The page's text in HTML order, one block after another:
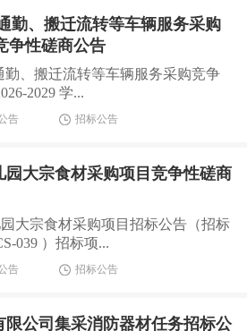
勤、搬迁流转等车辆服务采购
争性磋商公告
勤、搬迁流转等车辆服务采购竞争
2029 学...
告 招标公告
大宗食材采购项目竞争性磋商
大宗食材采购项目招标公告（招标
039 ）招标项...
告 招标公告
公司集采消防器材任务招标公